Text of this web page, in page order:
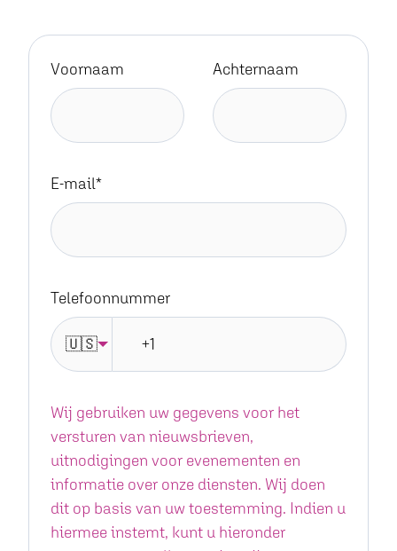
Voornaam Achternaam
E-mail*
Telefoonnummer
🇺🇸
Wij gebruiken uw gegevens voor het
versturen van nieuwsbrieven,
uitnodigingen voor evenementen en
informatie over onze diensten. Wij doen
dit op basis van uw toestemming. Indien u
hiermee instemt, kunt u hieronder